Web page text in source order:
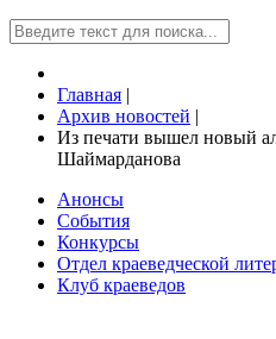
Главная |
Архив новостей |
Из печати вышел новый
Шаймарданова
Анонсы
События
Конкурсы
Отдел краеведческой
Клуб краеведов